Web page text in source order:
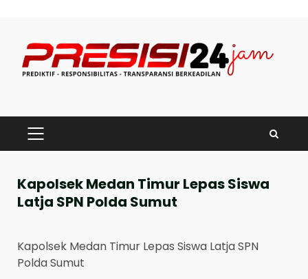
content
PRIMARY
MENU
Kapolsek Medan Timur Lepas Siswa
Latja SPN Polda Sumut
Kapolsek Medan Timur Lepas Siswa Latja SPN
Polda Sumut